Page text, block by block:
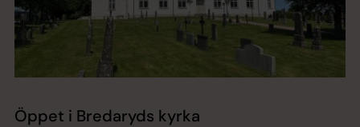
Öppet i Bredaryds kyrka